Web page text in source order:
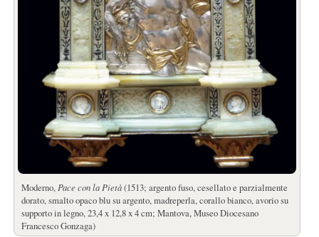
Moderno, Pace con la Pietà(1513; argento fuso, cesellato e parzialmente
dorato, smalto opaco blu su argento, madreperla, corallo bianco, avorio su
supporto in legno, 23,4 x 12,8 x 4 cm; Mantova, Museo Diocesano
Francesco Gonzaga)